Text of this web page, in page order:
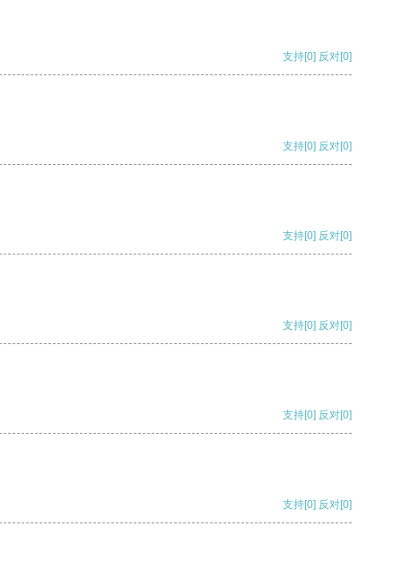
支持[0] 反对[0]
支持[0] 反对[0]
支持[0] 反对[0]
支持[0] 反对[0]
支持[0] 反对[0]
支持[0] 反对[0]